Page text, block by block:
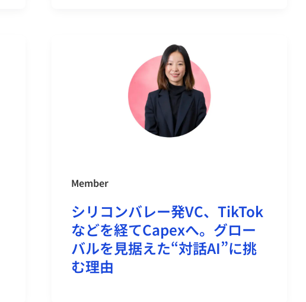
Member
シリコンバレー発VC、TikTok
などを経てCapexへ。グロー
バルを見据えた“対話AI”に挑
む理由